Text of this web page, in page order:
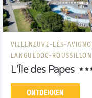
VILLENEUVE-LÈS-
LANGUEDOC-ROUSSILLON
L’Île des Papes
ONTDEKKEN